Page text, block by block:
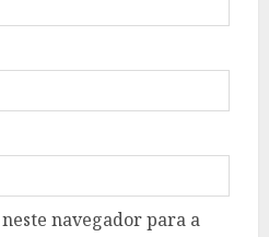
navegador para a